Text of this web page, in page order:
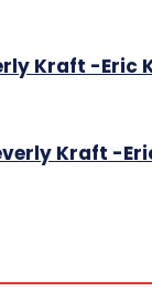
Kraft -Eric
Kraft -